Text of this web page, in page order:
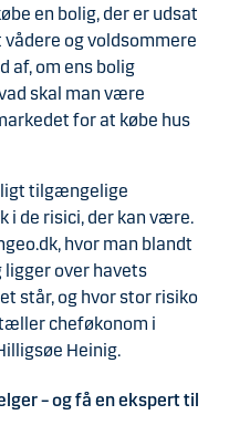
en bolig, der er udsat
og voldsommere
af, om ens bolig
skal man være
for at købe hus
tilgængelige
i de risici, der kan være.
hvor man blandt
ligger over havets
står, og hvor stor risiko
cheføkonom i
Heinig.
– og få en ekspert til